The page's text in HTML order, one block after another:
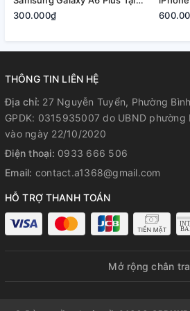
Quận 2, Tp. Thủ Đức | Bảo
300.000₫
Đức
THÔNG TIN LIÊN HỆ
Địa chỉ: 27 Nguyễn Tuyển, Phường
GPDK: 0315935007 do UBND phường
vào ngày 22/10/2020
Điện thoại: 0933 666 506
Email: contact.a1368@gmail.com
HỖ TRỢ THANH TOÁN
Mở rộng chân